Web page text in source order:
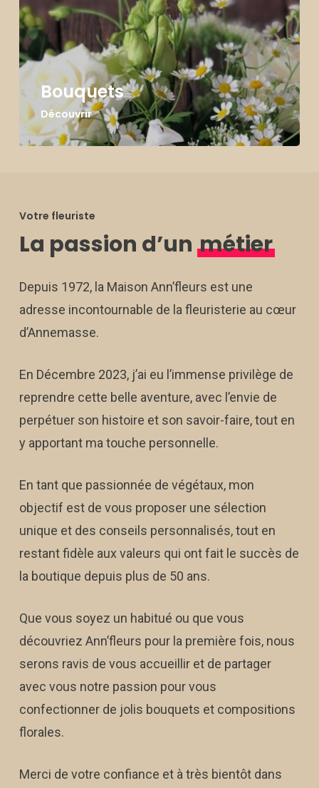
Bouquets
Découvrir
Votre fleuriste
La passion d’unmétier
Depuis 1972, la Maison Ann’fleurs est une
adresse incontournable de la fleuristerie au cœur
d’Annemasse.
En Décembre 2023, j’ai eu l’immense privilège de
reprendre cette belle aventure, avec l’envie de
perpétuer son histoire et son savoir-faire, tout en
y apportant ma touche personnelle.
En tant que passionnée de végétaux, mon
objectif est de vous proposer une sélection
unique et des conseils personnalisés, tout en
restant fidèle aux valeurs qui ont fait le succès de
la boutique depuis plus de 50 ans.
Que vous soyez un habitué ou que vous
découvriez Ann’fleurs pour la première fois, nous
serons ravis de vous accueillir et de partager
avec vous notre passion pour vous
confectionner de jolis bouquets et compositions
florales.
Merci de votre confiance et à très bientôt dans